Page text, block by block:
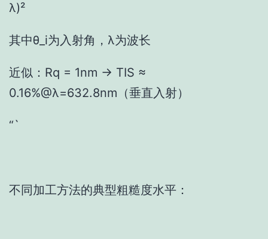
λ)²
其中θ_i为入射角，λ为波长
近似：Rq = 1nm → TIS ≈
0.16%@λ=632.8nm（垂直入射）
“`
不同加工方法的典型粗糙度水平：